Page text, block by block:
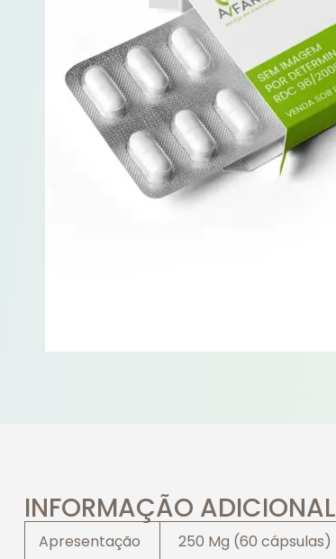
INFORMAÇÃO ADICIONAL
Apresentação
250 Mg (60 cápsulas)